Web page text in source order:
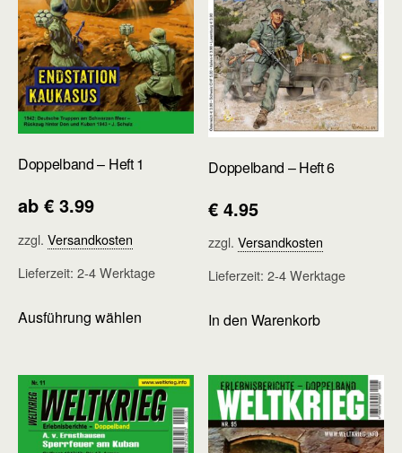
Doppelband – Heft 1
ab € 3.99
zzgl. Versandkosten
Lieferzeit: 2-4 Werktage
Ausführung wählen
mehrere
Varianten
auf.
Doppelband – Heft 6
€ 4.95
zzgl.Versandkosten
Lieferzeit:2-4 Werktage
In den Warenkorb